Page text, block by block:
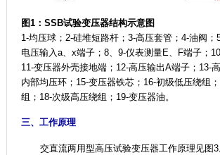
图1：SSB试验变压器结构示意图
1-均压球；2-硅堆短路杆；3-高压套管；4-油阀；
电压输入a、x端子；8、9-仪表测量E、F端子；
11-变压器外壳接地端；12-高压输出A端子；13-
内部均压环；15-变压器铁芯；16-初级低压绕组
组；18-次级高压绕组；19-变压器油。
三、工作原理
交直流两用型高压试验变压器工作原理见图3